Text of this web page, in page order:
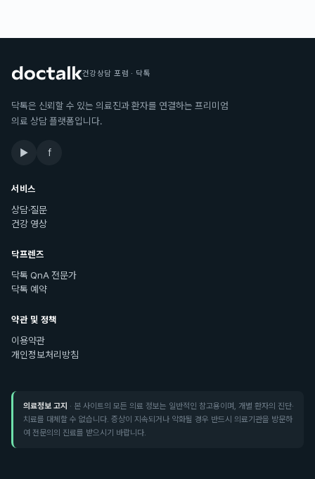
건강상담 포럼 · 닥톡
닥톡은 신뢰할 수 있는 의료진과 환자를 연결하는 프리미엄
의료 상담 플랫폼입니다.
▶ f
서비스
상담·질문
건강 영상
닥프렌즈
닥톡 QnA 전문가
닥톡 예약
약관 및 정책
이용약관
개인정보처리방침
의료정보 고지 · 본 사이트의 모든 의료 정보는 일반적인 참고용이며, 개별 환자의 진단·
치료를 대체할 수 없습니다. 증상이 지속되거나 악화될 경우 반드시 의료기관을 방문하
여 전문의의 진료를 받으시기 바랍니다.